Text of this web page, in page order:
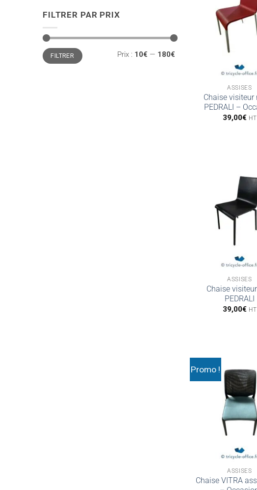
FILTRER PAR PRIX
Prix
min
Prix
maxFILTRER Prix : 10€ — 180€
ASSISES
Chaise visiteur
PEDRALI –
39,00€ HT
ASSISES
Chaise
PEDRALI
39,00€ HT
Promo !
ASSISES
Chaise VITRA